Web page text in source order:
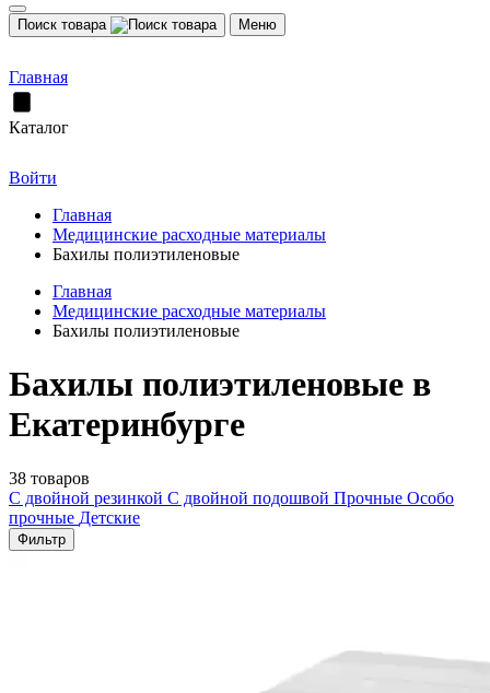
Поиск товара Меню
Главная
Каталог
Войти
Главная
Медицинские расходные материалы
Бахилы полиэтиленовые
Главная
Медицинские расходные материалы
Бахилы полиэтиленовые
Бахилы полиэтиленовые в
Екатеринбурге
38 товаров
С двойной резинкой С двойной подошвой Прочные Особо
прочные Детские
Фильтр